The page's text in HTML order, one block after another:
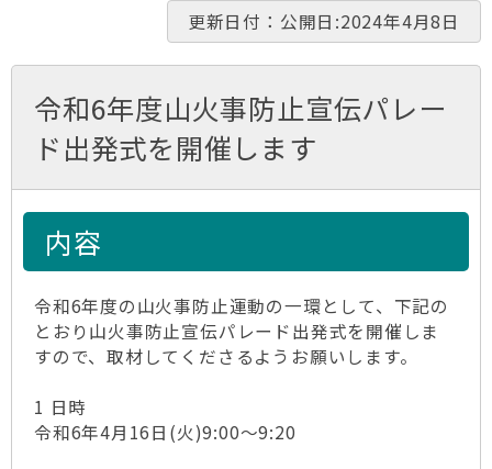
更新日付：公開日:2024年4月8日
令和6年度山火事防止宣伝パレー
ド出発式を開催します
内容
令和6年度の山火事防止運動の一環として、下記の
とおり山火事防止宣伝パレード出発式を開催しま
すので、取材してくださるようお願いします。
1 日時
令和6年4月16日(火)9:00～9:20